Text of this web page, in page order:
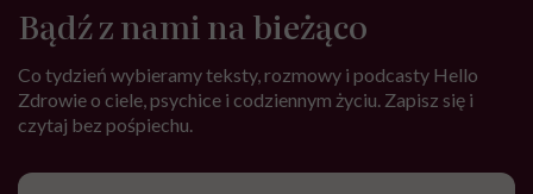
Bądź z nami na bieżąco
Co tydzień wybieramy teksty, rozmowy i podcasty Hello
Zdrowie o ciele, psychice i codziennym życiu. Zapisz się i
czytaj bez pośpiechu.
Adres